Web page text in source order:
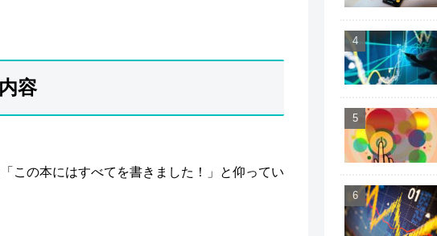
容
この本にはすべてを書きました！」と仰ってい